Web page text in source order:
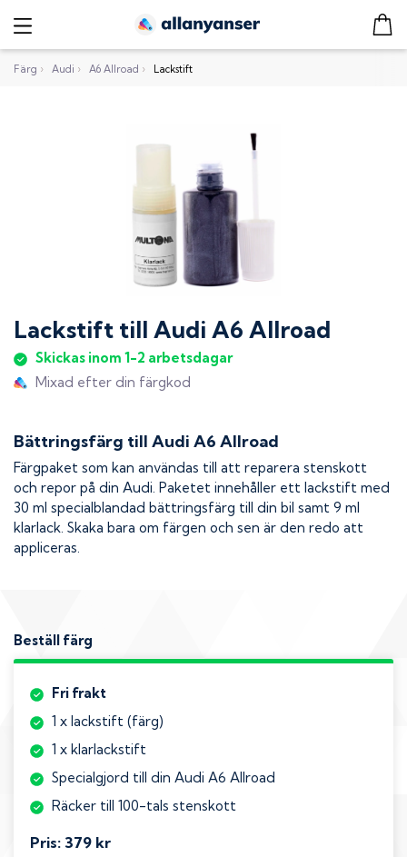
Färg › Audi › A6 Allroad › Lackstift
Lackstift till Audi A6 Allroad
Skickas inom 1-2 arbetsdagar
Mixad efter din färgkod
Bättringsfärg till Audi A6 Allroad
Färgpaket som kan användas till att reparera stenskott
och repor på din Audi. Paketet innehåller ett lackstift med
30 ml specialblandad bättringsfärg till din bil samt 9 ml
klarlack. Skaka bara om färgen och sen är den redo att
appliceras.
Beställ färg
Fri frakt
1 x lackstift (färg)
1 x klarlackstift
Specialgjord till din Audi A6 Allroad
Räcker till 100-tals stenskott
Pris: 379 kr